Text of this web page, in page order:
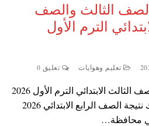
الثالث والصف
الترم الأول
تعليم وهوايات تعليق 0
ننشر لكم نتيجة امتحانات الصف الثالث الابتدائي الترم الأول 2026
في جميع المحافظات ، كذلك نتيجة الصف الرابع الابتدائي 2026
محافظة…